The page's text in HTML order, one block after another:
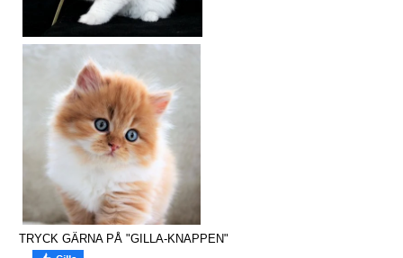
TRYCK GÄRNA PÅ "GILLA-KNAPPEN"